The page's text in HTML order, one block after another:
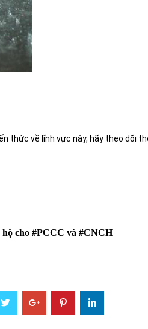
thức về lĩnh vực này, hãy theo dõi
cho #PCCC và #CNCH